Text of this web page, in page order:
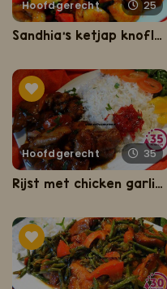
Hoofdgerecht 25
Sandhia's ketjap knoflook garnalen
Hoofdgerecht 35
Rijst met chicken garlic, kousenband en rode peper sambal